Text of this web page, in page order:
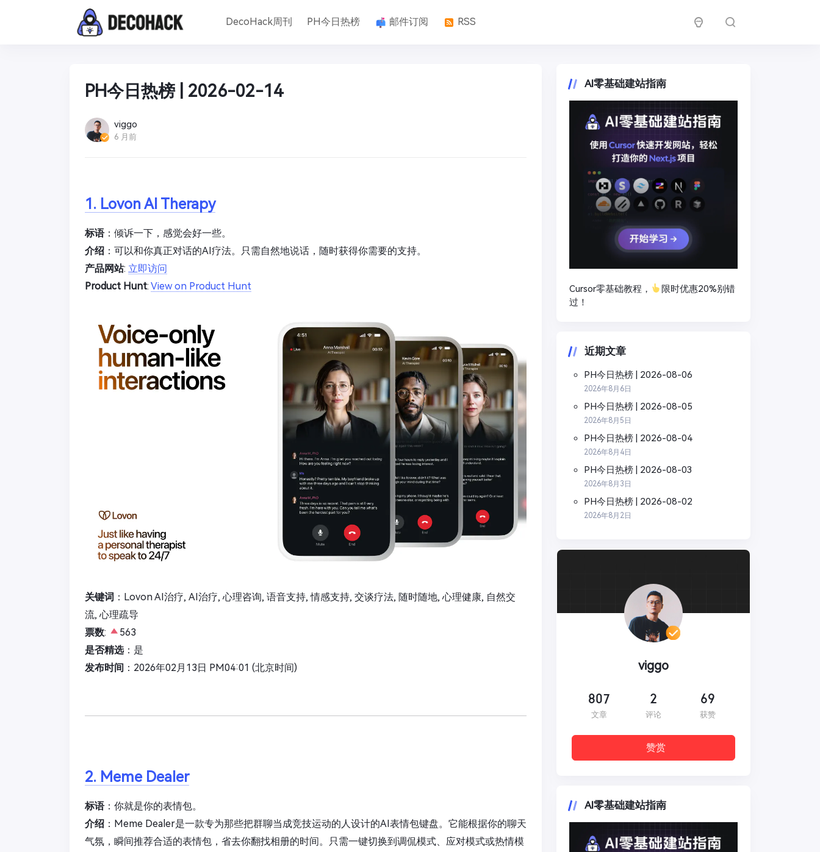
DecoHack周刊 PH今日热榜 邮件订阅 RSS
PH今日热榜 | 2026-02-14
viggo
6 月前
1. Lovon AI Therapy
标语：倾诉一下，感觉会好一些。
介绍 ：可以和你真正对话的AI疗法。只需自然地说话，随时获得你需要的支持。
产品网站: 立即访问
Product Hunt: View on Product Hunt
关键词 ：Lovon AI治疗, AI治疗, 心理咨询, 语音支持, 情感支持, 交谈疗法, 随时随地, 心理健康, 自然交
流, 心理疏导
票数:
563
是否精选：是
发布时间 ：2026年02月13日 PM04:01 (北京时间)
2. Meme Dealer
标语：你就是你的表情包。
介绍 ：Meme Dealer是一款专为那些把群聊当成竞技运动的人设计的AI表情包键盘。它能根据你的聊天
气氛，瞬间推荐合适的表情包，省去你翻找相册的时间。只需一键切换到调侃模式、应对模式或热情模
AI零基础建站指南
Cursor零基础教程，
限时优惠20%别错
过！
近期文章
PH今日热榜 | 2026-08-06
2026年8月6日
PH今日热榜 | 2026-08-05
2026年8月5日
PH今日热榜 | 2026-08-04
2026年8月4日
PH今日热榜 | 2026-08-03
2026年8月3日
PH今日热榜 | 2026-08-02
2026年8月2日
viggo
807
文章
2
评论
69
获赞
赞赏
AI零基础建站指南